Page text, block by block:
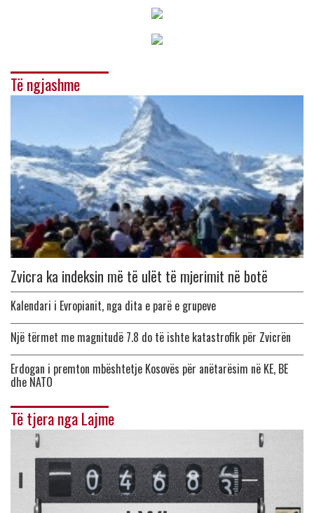
Të ngjashme
Zvicra ka indeksin më të ulët të mjerimit në botë
Kalendari i Evropianit, nga dita e parë e grupeve
Një tërmet me magnitudë 7.8 do të ishte katastrofik për Zvicrën
Erdogan i premton mbështetje Kosovës për anëtarësim në KE, BE
dhe NATO
Të tjera nga Lajme